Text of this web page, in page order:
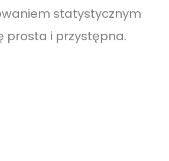
statystycznym
prosta i przystępna.